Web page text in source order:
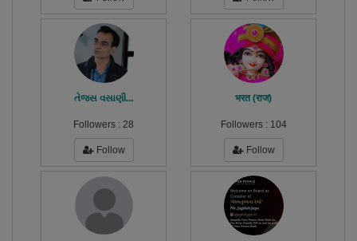
તેજસ વસાણી...
Followers : 28
Follow
भरत (राज)
Followers : 104
Follow